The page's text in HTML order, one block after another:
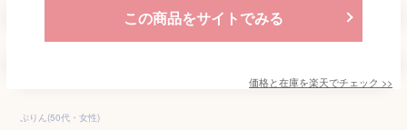
この商品をサイトでみる
価格と在庫を楽天でチェック >>
ぷりん(50代・女性)